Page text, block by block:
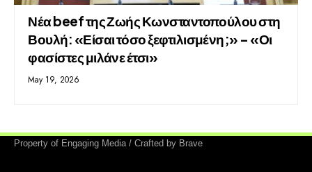
Νέα beef της Ζωής Κωνσταντοπούλου στη
Βουλή: «Είσαι τόσο ξεφτιλισμένη;» – «Οι
φασίστες μιλάνε έτσι»
May 19, 2026
Property of Engaging Media / Crafted by Brave